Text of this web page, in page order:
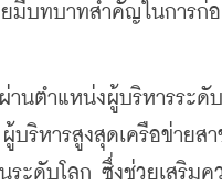
มีบทบาทสำคัญในการก่
ำแหน่งผู้บริหารระดับ
ริหารสูงสุดเครือข่ายส
ดับโลก ซึ่งช่วยเสริมคว